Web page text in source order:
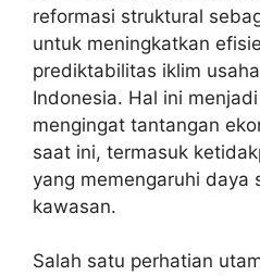
reformasi struktural
untuk meningkatkan
prediktabilitas iklim
Indonesia. Hal ini
mengingat tantangan
saat ini, termasuk
yang memengaruhi daya
kawasan.
Salah satu perhatian